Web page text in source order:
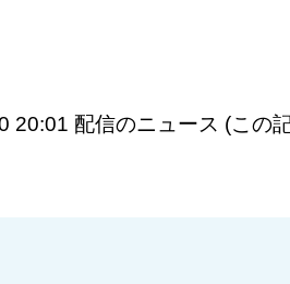
20:01 配信のニュース (この